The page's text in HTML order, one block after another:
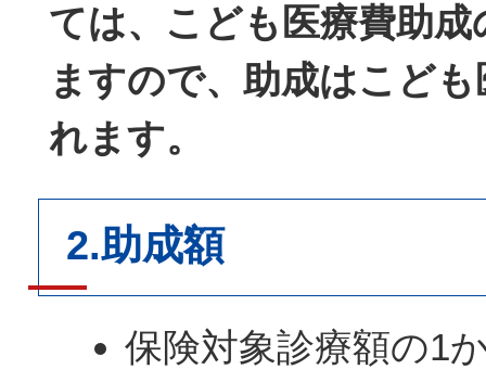
ては、こども医療費助
ますので、助成はこど
れます。
2.助成額
保険対象診療額の1